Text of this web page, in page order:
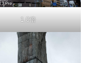
1.0倍